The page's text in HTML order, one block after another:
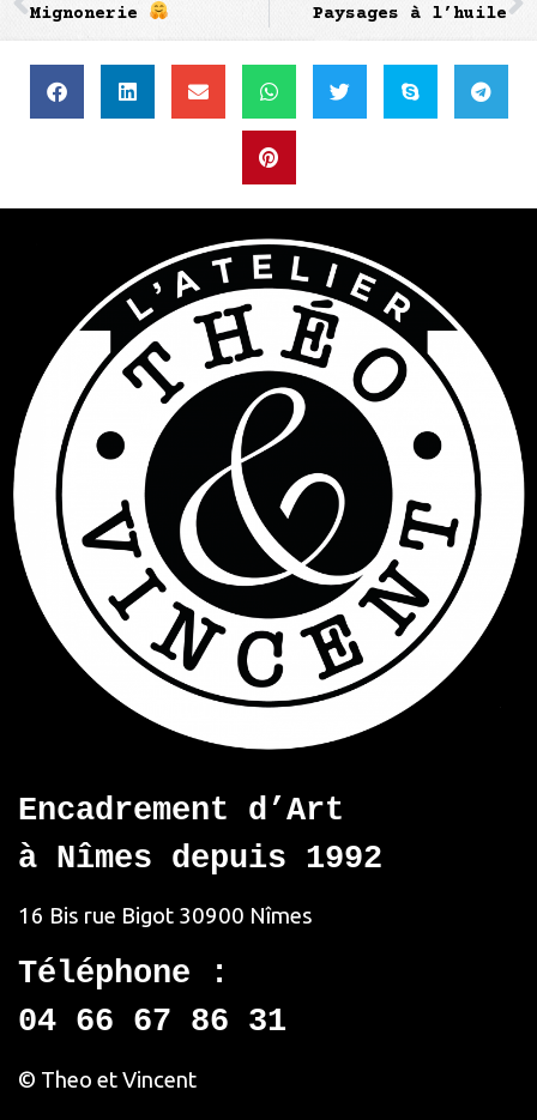
Mignonerie Paysages à l’huile
Encadrement d’Art
à Nîmes depuis 1992
16 Bis rue Bigot 30900 Nîmes
Téléphone :
04 66 67 86 31
© Theo et Vincent